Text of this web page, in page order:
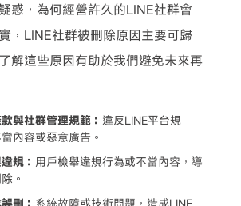
惑，為何經營許久的LINE社群會
，LINE社群被刪除原因主要可歸
解這些原因有助於我們避免未來再
與社群管理規範： 違反LINE平台規
內容或惡意廣告。
規： 用戶檢舉違規行為或不當內容，導
。